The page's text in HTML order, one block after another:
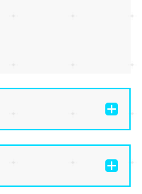
るマンゴータルト作り
光るハーバリウム」作り